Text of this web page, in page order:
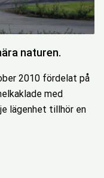
naturen.
2010 fördelat på
med
lägenhet tillhör en